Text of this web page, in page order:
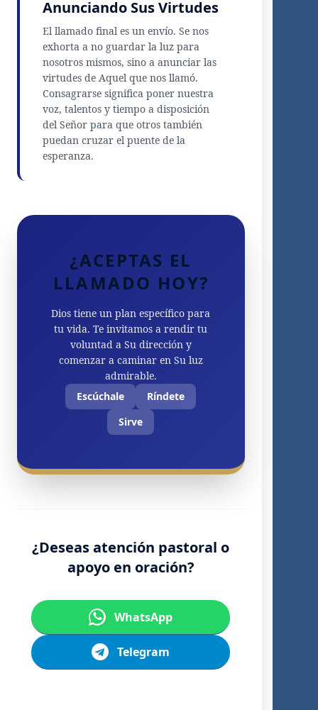
Anunciando Sus Virtudes
El llamado final es un envío. Se nos
exhorta a no guardar la luz para
nosotros mismos, sino a anunciar las
virtudes de Aquel que nos llamó.
Consagrarse significa poner nuestra
voz, talentos y tiempo a disposición
del Señor para que otros también
puedan cruzar el puente de la
esperanza.
¿ACEPTAS EL
LLAMADO HOY?
Dios tiene un plan específico para
tu vida. Te invitamos a rendir tu
voluntad a Su dirección y
comenzar a caminar en Su luz
admirable.
Escúchale
Ríndete
Sirve
¿Deseas atención pastoral o
apoyo en oración?
WhatsApp
Telegram